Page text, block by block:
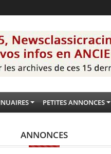
PETITES ANNONCES
ANNONCES